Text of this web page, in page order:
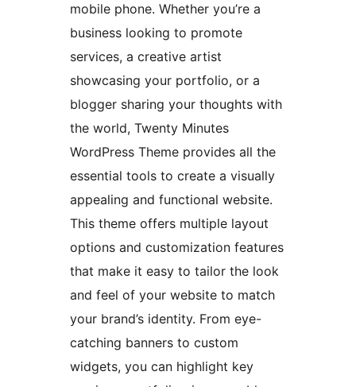
mobile phone. Whether you’re a
business looking to promote
services, a creative artist
showcasing your portfolio, or a
blogger sharing your thoughts with
the world, Twenty Minutes
WordPress Theme provides all the
essential tools to create a visually
appealing and functional website.
This theme offers multiple layout
options and customization features
that make it easy to tailor the look
and feel of your website to match
your brand’s identity. From eye-
catching banners to custom
widgets, you can highlight key